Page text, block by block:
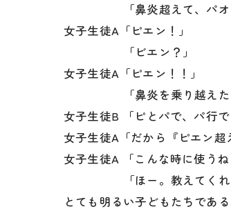
「鼻炎超えて、パオー
女子生徒A「ピエン！」
「ビエン？」
女子生徒A「ピエン！！」
「鼻炎を乗り越えた象が
女子生徒B 「ピとパで、パ行で
女子生徒A「だから『ピエン超
女子生徒A 「こんな時に使うね
「ほー。教えてくれてあ
とても明るい子どもたちであ